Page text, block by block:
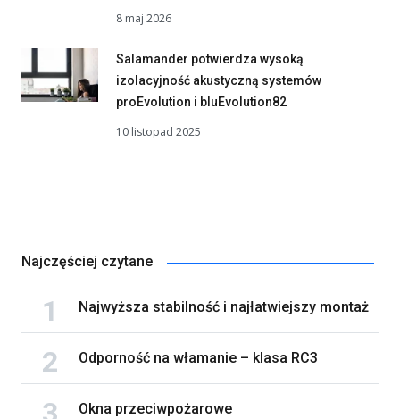
8 maj 2026
Salamander potwierdza wysoką
izolacyjność akustyczną systemów
proEvolution i bluEvolution82
10 listopad 2025
Najczęściej czytane
Najwyższa stabilność i najłatwiejszy montaż
Odporność na włamanie – klasa RC3
Okna przeciwpożarowe